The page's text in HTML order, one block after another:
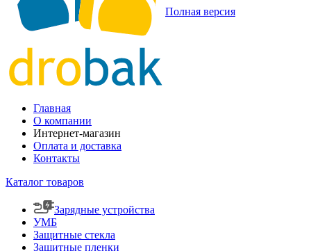
Полная версия
Главная
О компании
Интернет-магазин
Оплата и доставка
Контакты
Каталог товаров
Зарядные устройства
УМБ
Защитные стекла
Защитные пленки